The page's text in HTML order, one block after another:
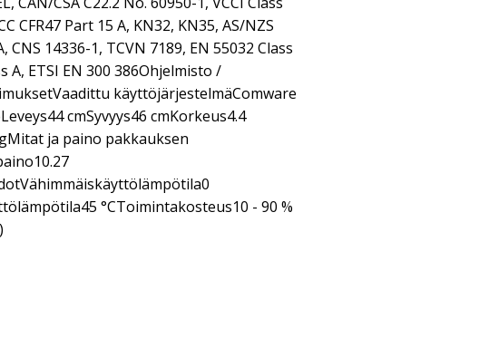
CFR47 Part 15 A, KN32, KN35, AS/NZS
CNS 14336-1, TCVN 7189, EN 55032 Class
A, ETSI EN 300 386Ohjelmisto /
käyttöjärjestelmäComware
cmSyvyys46 cmKorkeus4.4
ja paino pakkauksen
°CToimintakosteus10 - 90 %